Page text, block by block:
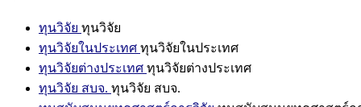
ทุนวิจัย ทุนวิจัย
ทุนวิจัยในประเทศ ทุนวิจัยในประเทศ
ทุนวิจัยต่างประเทศ ทุนวิจัยต่างประเทศ
ทุนวิจัย สบจ. ทุนวิจัย สบจ.